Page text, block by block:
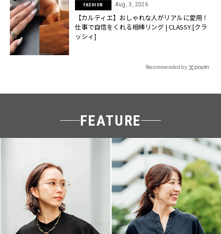
FASHION Aug, 3, 2026
【カルティエ】おしゃれな人がリアルに愛用！
仕事で自信をくれる相棒リング | CLASSY.[クラ
ッシィ]
Recommended by
FEATURE